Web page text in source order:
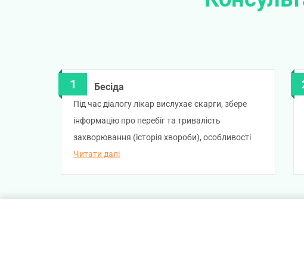
Бесіда
Під час діалогу лікар вислухає скарги, збере
інформацію про перебіг та тривалість
захворювання (історія хвороби), особливості
розвитку та перенесені захворювання. Навіть
Читати далі